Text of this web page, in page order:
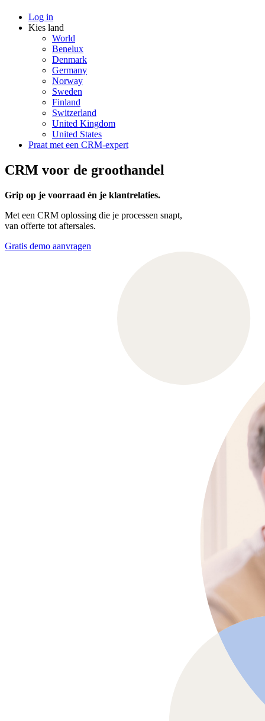
Log in
Kies land
World
Benelux
Denmark
Germany
Norway
Sweden
Finland
Switzerland
United Kingdom
United States
Praat met een CRM-expert
CRM voor de groothandel
Grip op je voorraad én je klantrelaties.
Met een CRM oplossing die je processen snapt,
van offerte tot aftersales.
Gratis demo aanvragen